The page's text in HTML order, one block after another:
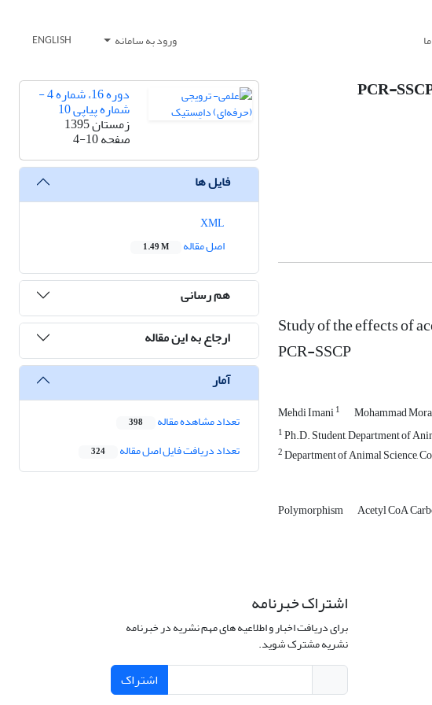
ورود به سامانه ENGLISH
Study of the effects of
PCR-SSCP
Mehdi Imani1 Mohammad
1Ph.D. Student, Department of
2Department of Animal Science,
Polymorphism Acetyl CoA
دوره 16، شماره 4 -
شماره پیاپی 10
زمستان 1395
صفحه4-10
فایل ها
اصل مقاله
1.49 M
هم رسانی
ارجاع به این مقاله
آمار
تعداد مشاهده مقاله 398
تعداد دریافت فایل اصل مقاله 324
اشتراک خبرنامه
برای دریافت اخبار و اطلاعیه های مهم نشریه در خبرنامه
نشریه مشترک شوید.
اشتراک